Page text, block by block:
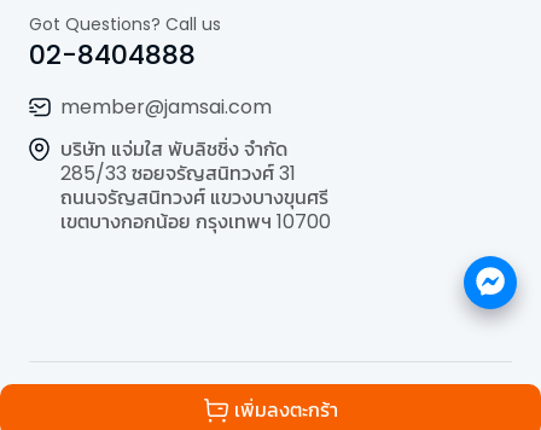
เพิ่มลงตะกร้า
Got Questions? Call us
02-8404888
member@jamsai.com
บริษัท แจ่มใส พับลิชชิ่ง จำกัด
285/33 ซอยจรัญสนิทวงศ์ 31
ถนนจรัญสนิทวงศ์ แขวงบางขุนศรี
เขตบางกอกน้อย กรุงเทพฯ 10700
All Rights Reserved | Powered by